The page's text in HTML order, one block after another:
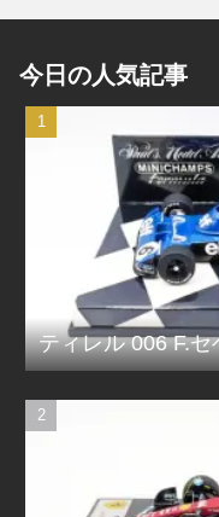
今日の人気記事
ティレル 006 F.セ